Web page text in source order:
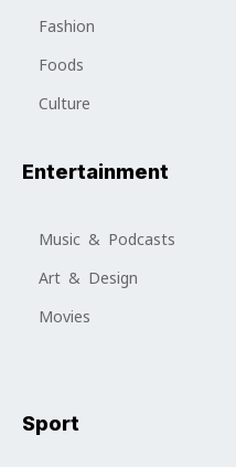
Fashion
Foods
Culture
Entertainment
Music & Podcasts
Art & Design
Movies
Sport